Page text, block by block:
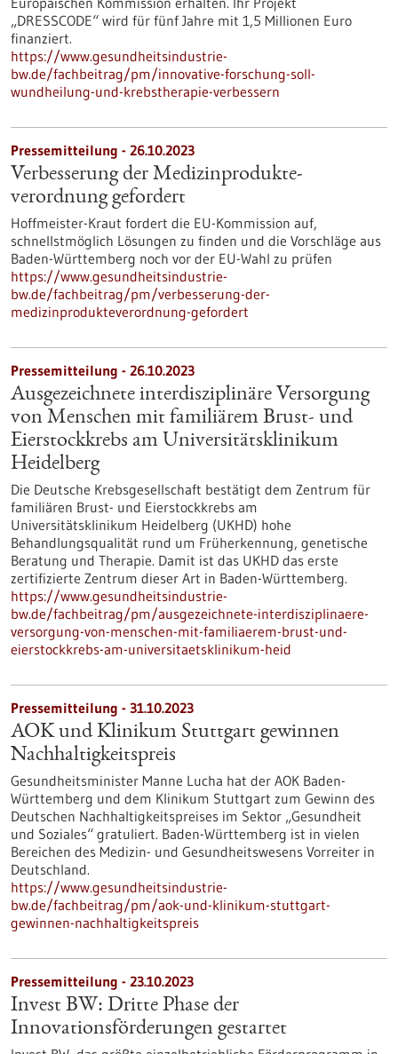
„DRESSCODE“ wird für fünf Jahre mit 1,5 Millionen Euro
finanziert.
https://www.gesundheitsindustrie-
bw.de/fachbeitrag/pm/innovative-forschung-soll-
wundheilung-und-krebstherapie-verbessern
Pressemitteilung - 26.10.2023
Verbesserung der Medizinprodukte­
verordnung gefordert
Hoffmeister-Kraut fordert die EU-Kommission auf,
schnellstmöglich Lösungen zu finden und die Vorschläge aus
Baden-Württemberg noch vor der EU-Wahl zu prüfen
https://www.gesundheitsindustrie-
bw.de/fachbeitrag/pm/verbesserung-der-
medizinprodukteverordnung-gefordert
Pressemitteilung - 26.10.2023
Ausgezeichnete interdisziplinäre Versorgung
von Menschen mit familiärem Brust- und
Eierstockkrebs am Universitätsklinikum
Heidelberg
Die Deutsche Krebsgesellschaft bestätigt dem Zentrum für
familiären Brust- und Eierstockkrebs am
Universitätsklinikum Heidelberg (UKHD) hohe
Behandlungsqualität rund um Früherkennung, genetische
Beratung und Therapie. Damit ist das UKHD das erste
zertifizierte Zentrum dieser Art in Baden-Württemberg.
https://www.gesundheitsindustrie-
bw.de/fachbeitrag/pm/ausgezeichnete-interdisziplinaere-
versorgung-von-menschen-mit-familiaerem-brust-und-
eierstockkrebs-am-universitaetsklinikum-heid
Pressemitteilung - 31.10.2023
AOK und Klinikum Stuttgart gewinnen
Nachhaltigkeitspreis
Gesundheitsminister Manne Lucha hat der AOK Baden-
Württemberg und dem Klinikum Stuttgart zum Gewinn des
Deutschen Nachhaltigkeitspreises im Sektor „Gesundheit
und Soziales“ gratuliert. Baden-Württemberg ist in vielen
Bereichen des Medizin- und Gesundheitswesens Vorreiter in
Deutschland.
https://www.gesundheitsindustrie-
bw.de/fachbeitrag/pm/aok-und-klinikum-stuttgart-
gewinnen-nachhaltigkeitspreis
Pressemitteilung - 23.10.2023
Invest BW: Dritte Phase der
Innovationsförderungen gestartet